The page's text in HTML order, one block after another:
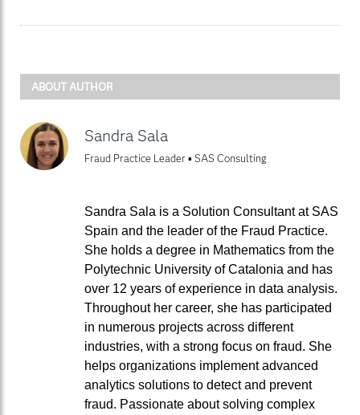
ABOUT AUTHOR
Sandra Sala
Fraud Practice Leader ▪ SAS Consulting
Sandra Sala is a Solution Consultant at SAS
Spain and the leader of the Fraud Practice.
She holds a degree in Mathematics from the
Polytechnic University of Catalonia and has
over 12 years of experience in data analysis.
Throughout her career, she has participated
in numerous projects across different
industries, with a strong focus on fraud. She
helps organizations implement advanced
analytics solutions to detect and prevent
fraud. Passionate about solving complex